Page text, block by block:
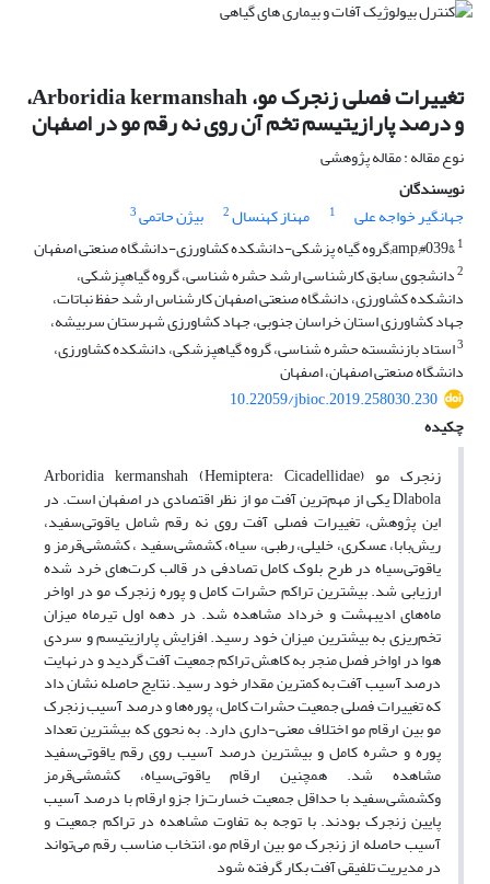
تغییرات فصلی زنجرک مو، Arboridia kermanshah،
و درصد پارازیتیسم تخم آن روی نه رقم مو در اصفهان
نوع مقاله : مقاله پژوهشی
نویسندگان
جهانگیر خواجه علی
1 مهناز کهنسال2 بیژن حاتمی3
1&amp;#039;گروه گیاه پزشکی-دانشکده کشاورزی-دانشگاه صنعتی اصفهان
2دانشجوی سابق کارشناسی ارشد حشره شناسی، گروه گیاهپزشکی،
دانشکده کشاورزی، دانشگاه صنعتی اصفهان کارشناس ارشد حفظ نباتات،
جهاد کشاورزی استان خراسان جنوبی، جهاد کشاورزی شهرستان سربیشه،
3استاد بازنشسته حشره شناسی، گروه گیاهپزشکی، دانشکده کشاورزی،
دانشگاه صنعتی اصفهان، اصفهان
10.22059/jbioc.2019.258030.230
چکیده
زنجرک مو (Hemiptera: Cicadellidae) Arboridia kermanshah
Dlabola یکی از مهم‌ترین آفت مو از نظر اقتصادی در اصفهان است. در
این پژوهش، تغییرات فصلی آفت روی نه رقم شامل یاقوتی‌سفید،
ریش‌بابا، عسکری، خلیلی، رطبی، سیاه، کشمشی‌سفید ، کشمشی‌قرمز و
یاقوتی‌سیاه در طرح بلوک کامل تصادفی در قالب کرت‌های خرد شده
ارزیابی شد. بیشترین تراکم حشرات کامل و پوره زنجرک مو در اواخر
ماه‌های ادیبهشت و خرداد مشاهده شد. در دهه اول تیرماه میزان
تخم‌ریزی به بیشترین میزان خود رسید. افزایش پارازیتیسم و سردی
هوا در اواخر فصل منجر به کاهش تراکم جمعیت آفت گردید و در نهایت
درصد آسیب آفت به کمترین مقدار خود رسید. نتایج حاصله نشان داد
که تغییرات فصلی جمعیت حشرات کامل، پوره‌ها و درصد آسیب زنجرک
مو بین ارقام مو اختلاف معنی-داری دارد. به نحوی که بیشترین تعداد
پوره و حشره کامل و بیشترین درصد آسیب روی رقم یاقوتی‌سفید
مشاهده‌ شد. همچنین ارقام یاقوتی‌سیاه، کشمشی‌قرمز
وکشمشی‌سفید با حداقل جمعیت خسارت‌زا جزو ارقام با درصد آسیب
پایین زنجرک بودند. با توجه به تفاوت مشاهده در تراکم جمعیت و
آسیب حاصله از زنجرک مو بین ارقام مو، انتخاب مناسب رقم می‌تواند
در مدیریت تلفیقی آفت بکار گرفته شود